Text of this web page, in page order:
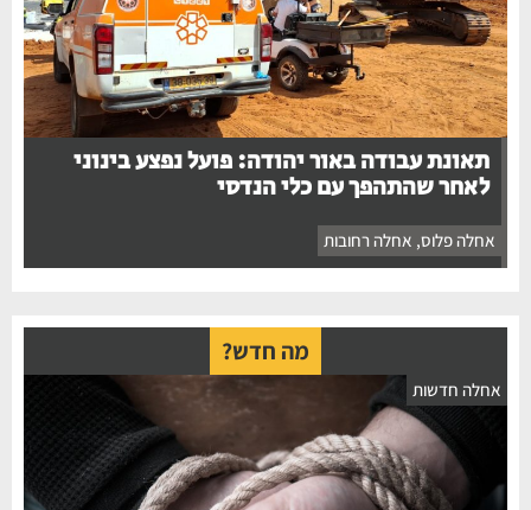
תאונת עבודה באור יהודה: פועל נפצע בינוני
לאחר שהתהפך עם כלי הנדסי
אחלה פלוס, אחלה רחובות
מה חדש?
אחלה חדשות